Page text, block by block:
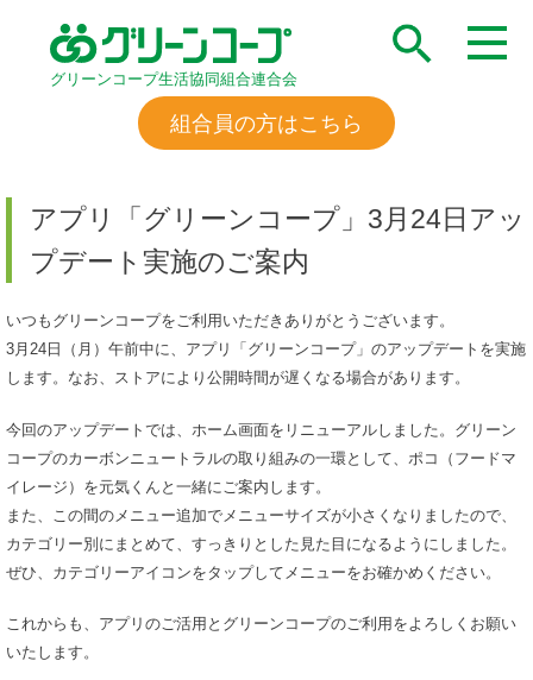
グリーンコープ生活協同組合連合会
組合員の方はこちら
アプリ「グリーンコープ」3月24日アッ
プデート実施のご案内
いつもグリーンコープをご利用いただきありがとうございます。
3月24日（月）午前中に、アプリ「グリーンコープ」のアップデートを実施
します。なお、ストアにより公開時間が遅くなる場合があります。
今回のアップデートでは、ホーム画面をリニューアルしました。グリーン
コープのカーボンニュートラルの取り組みの一環として、ポコ（フードマ
イレージ）を元気くんと一緒にご案内します。
また、この間のメニュー追加でメニューサイズが小さくなりましたので、
カテゴリー別にまとめて、すっきりとした見た目になるようにしました。
ぜひ、カテゴリーアイコンをタップしてメニューをお確かめください。
これからも、アプリのご活用とグリーンコープのご利用をよろしくお願い
いたします。